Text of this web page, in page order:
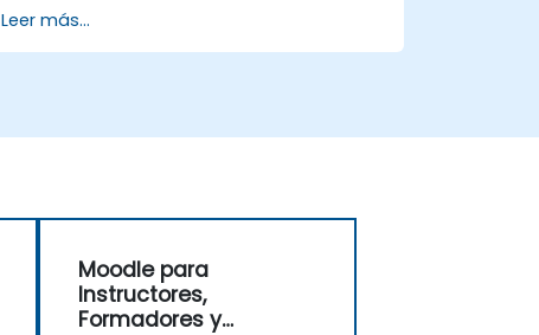
contáctenos para organizarlo.
Leer más...
Moodle para
Instructores,
Formadores y